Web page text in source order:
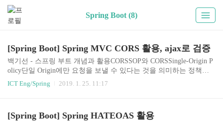
Spring Boot (8)
[Spring Boot] Spring MVC CORS 활용, ajax로 검증
백기선 - 스프링 부트 개념과 활용CORSSOP와 CORSSingle-Origin P
olicy단일 Origin에만 요청을 보낼 수 있다는 것을 의미하는 정책기
본적으로 SOP가 적용되어 있어서, Origin이 다르면 호출할 수 없다.
REST API가 http://localhost:8080 을 통해서 서비스 되고있고, 18080
in Resource SharingSOP를 우회하기 위한 표준서로 다른 Origin이 리
ICT Eng/Spring 2019. 1. 25. 11:17
[Spring Boot] Spring HATEOAS 활용